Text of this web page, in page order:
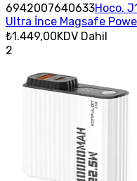
6942007640633Hoco.
Ultra İnce Magsafe
₺1.449,00KDV Dahil
2